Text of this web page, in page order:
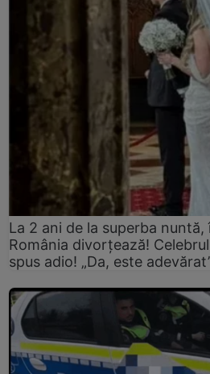
La 2 ani de la superba
România divorțează!
spus adio! „Da, este